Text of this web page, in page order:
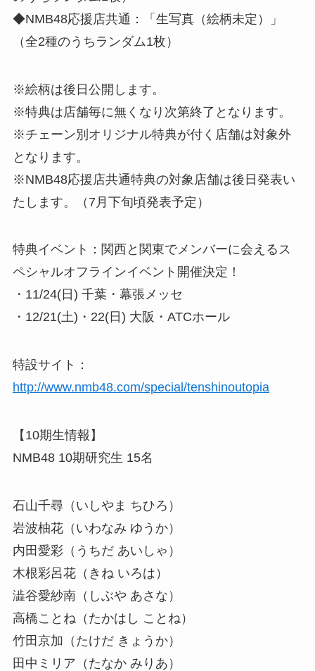
◆NMB48応援店共通：「生写真（絵柄未定）」
（全2種のうちランダム1枚）
※絵柄は後日公開します。
※特典は店舗毎に無くなり次第終了となります。
※チェーン別オリジナル特典が付く店舗は対象外
となります。
※NMB48応援店共通特典の対象店舗は後日発表い
たします。（7月下旬頃発表予定）
特典イベント：関西と関東でメンバーに会えるス
ペシャルオフラインイベント開催決定！
・11/24(日) 千葉・幕張メッセ
・12/21(土)・22(日) 大阪・ATCホール
特設サイト：
http://www.nmb48.com/special/tenshinoutopia
【10期生情報】
NMB48 10期研究生 15名
石山千尋（いしやま ちひろ）
岩波柚花（いわなみ ゆうか）
内田愛彩（うちだ あいしゃ）
木根彩呂花（きね いろは）
澁谷愛紗南（しぶや あさな）
高橋ことね（たかはし ことね）
竹田京加（たけだ きょうか）
田中ミリア（たなか みりあ）